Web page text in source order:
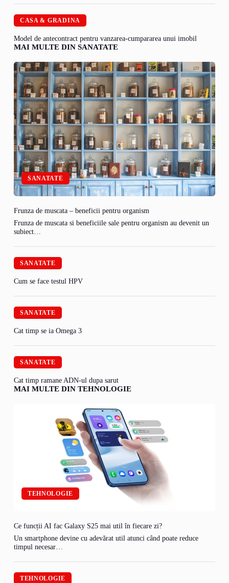
CASA & GRADINA
Model de antecontract pentru vanzarea-cumpararea unui imobil
MAI MULTE DIN SANATATE
SANATATE
Frunza de muscata – beneficii pentru organism
Frunza de muscata si beneficiile sale pentru organism au devenit un
subiect…
SANATATE
Cum se face testul HPV
SANATATE
Cat timp se ia Omega 3
SANATATE
Cat timp ramane ADN-ul dupa sarut
MAI MULTE DIN TEHNOLOGIE
TEHNOLOGIE
Ce funcții AI fac Galaxy S25 mai util în fiecare zi?
Un smartphone devine cu adevărat util atunci când poate reduce
timpul necesar…
TEHNOLOGIE